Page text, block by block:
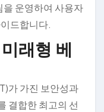
운영하여 사용자
드합니다.
래형 베
가 가진 보안성과
결합한 최고의 선